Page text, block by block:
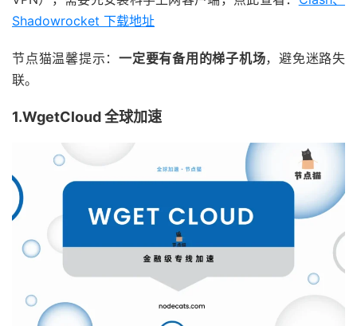
Shadowrocket 下载地址
节点猫温馨提示： 一定要有备用的梯子机场，避免迷路失
联。
1.WgetCloud 全球加速